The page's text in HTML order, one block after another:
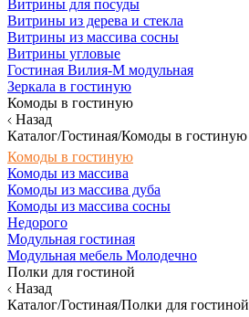
Витрины для посуды
Витрины из дерева и стекла
Витрины из массива сосны
Витрины угловые
Гостиная Вилия-М модульная
Зеркала в гостиную
Комоды в гостиную
Назад
Каталог/Гостиная/Комоды в гостиную
Комоды в гостиную
Комоды из массива
Комоды из массива дуба
Комоды из массива сосны
Недорого
Модульная гостиная
Модульная мебель Молодечно
Полки для гостиной
Назад
Каталог/Гостиная/Полки для гостиной